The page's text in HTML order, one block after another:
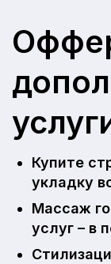
Купите
укладку
Массаж
услуг – в